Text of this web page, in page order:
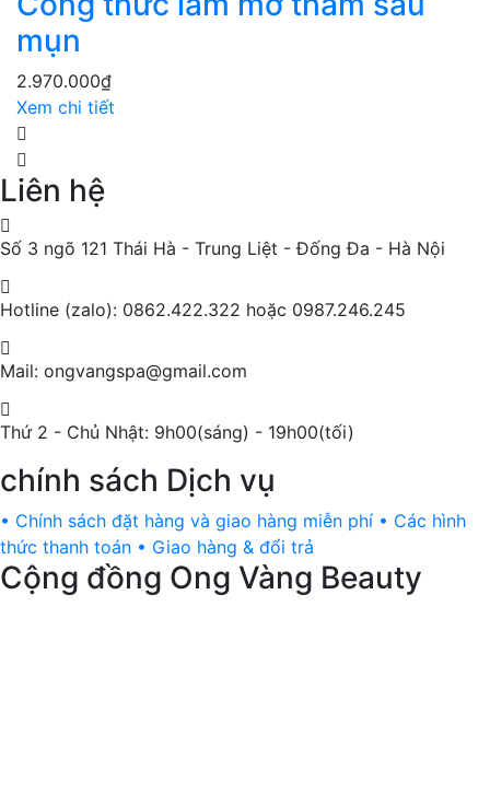
mụn
2.970.000₫
Xem chi tiết
Liên hệ
Số 3 ngõ 121 Thái Hà - Trung Liệt - Đống Đa - Hà Nội
Hotline (zalo): 0862.422.322 hoặc 0987.246.245
Mail: ongvangspa@gmail.com
Thứ 2 - Chủ Nhật: 9h00(sáng) - 19h00(tối)
chính sách Dịch vụ
• Chính sách đặt hàng và giao hàng miễn phí • Các hình
thức thanh toán • Giao hàng & đổi trả
Cộng đồng Ong Vàng Beauty